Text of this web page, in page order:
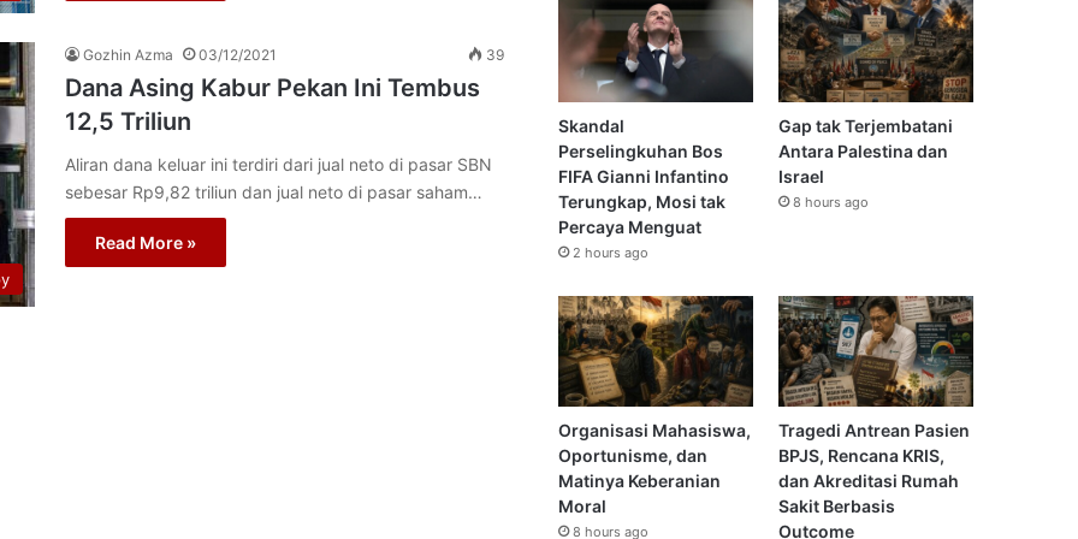
Gozhin Azma 03/12/2021 39
Dana Asing Kabur Pekan Ini Tembus
12,5 Triliun
Aliran dana keluar ini terdiri dari jual neto di pasar SBN
sebesar Rp9,82 triliun dan jual neto di pasar saham…
Read More »
Skandal
Perselingkuhan Bos
FIFA Gianni Infantino
Terungkap, Mosi tak
Percaya Menguat
2 hours ago
Gap tak Terjembatani
Antara Palestina dan
Israel
8 hours ago
Organisasi Mahasiswa,
Oportunisme, dan
Matinya Keberanian
Moral
8 hours ago
Tragedi Antrean Pasien
BPJS, Rencana KRIS,
dan Akreditasi Rumah
Sakit Berbasis
Outcome